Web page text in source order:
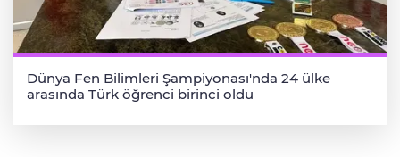
Dünya Fen Bilimleri Şampiyonası'nda 24 ülke
arasında Türk öğrenci birinci oldu